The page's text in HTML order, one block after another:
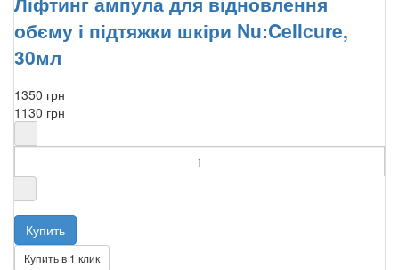
обєму і підтяжки шкіри Nu:Cellcure,
30мл
1350 грн
1130 грн
Купить в 1 клик